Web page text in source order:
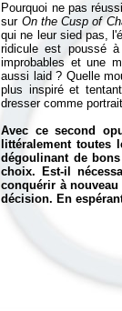
Pourquoi ne pas
sur On the Cusp of
qui ne leur sied pas,
ridicule est poussé
improbables et une
aussi laid ? Quelle
plus inspiré et
dresser comme
Avec ce second
littéralement toutes
dégoulinant de
choix. Est-il
conquérir à
décision. En